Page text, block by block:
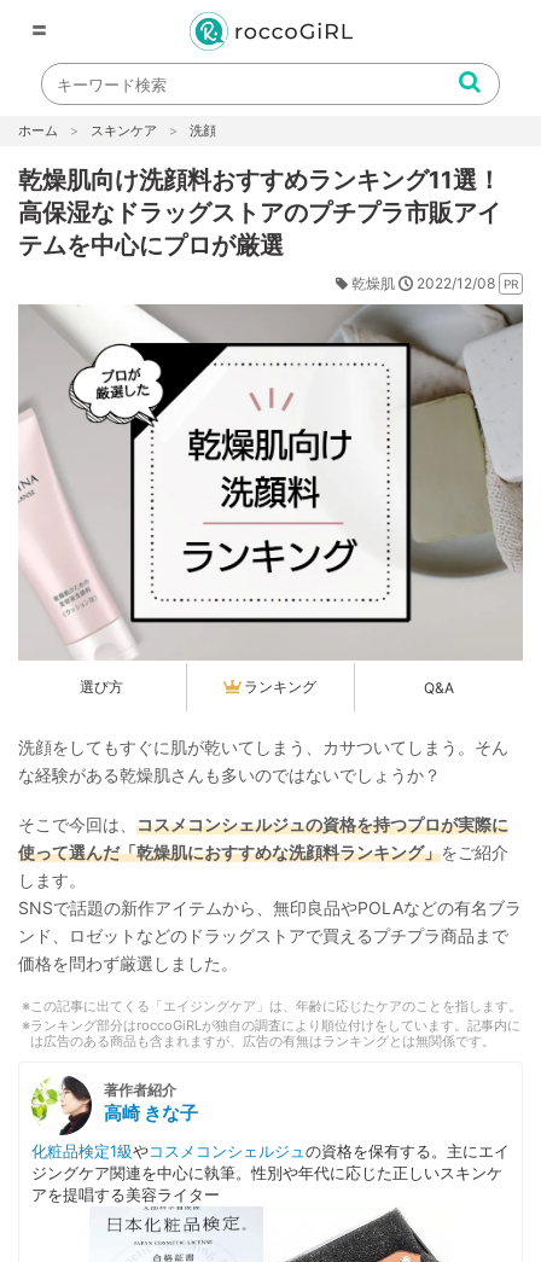
〓
ホーム スキンケア 洗顔
乾燥肌向け洗顔料おすすめランキング11選！
高保湿なドラッグストアのプチプラ市販アイ
テムを中心にプロが厳選
乾燥肌 2022/12/08
選び方 ランキング Q&A
洗顔をしてもすぐに肌が乾いてしまう、カサついてしまう。そん
な経験がある乾燥肌さんも多いのではないでしょうか？
そこで今回は、 コスメコンシェルジュの資格を持つプロが実際に
使って選んだ「乾燥肌におすすめな洗顔料ランキング」をご紹介
します。
SNSで話題の新作アイテムから、無印良品やPOLAなどの有名ブラ
ンド、ロゼットなどのドラッグストアで買えるプチプラ商品まで
価格を問わず厳選しました。
この記事に出てくる「エイジングケア」は、年齢に応じたケアのことを指します。
ランキング部分はroccoGiRLが独自の調査により順位付けをしています。記事内に
は広告のある商品も含まれますが、広告の有無はランキングとは無関係です。
著作者紹介
高崎 きな子
化粧品検定1級やコスメコンシェルジュの資格を保有する。主にエイ
ジングケア関連を中心に執筆。性別や年代に応じた正しいスキンケ
アを提唱する美容ライター